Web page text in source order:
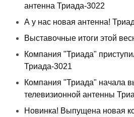
антенна Триада-3022
А у нас новая антенна!
Выставочные итоги этой
Компания "Триада"
Триада-3021
Компания "Триада" начала
телевизионной антенны
Новинка! Выпущена новая